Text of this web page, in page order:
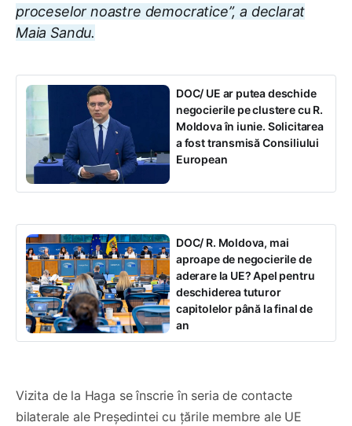
proceselor noastre democratice”, a declarat
Maia Sandu.
DOC/ UE ar putea deschide
negocierile pe clustere cu R.
Moldova în iunie. Solicitarea
a fost transmisă Consiliului
European
DOC/ R. Moldova, mai
aproape de negocierile de
aderare la UE? Apel pentru
deschiderea tuturor
capitolelor până la final de
an
Vizita de la Haga se înscrie în seria de contacte
bilaterale ale Președintei cu țările membre ale UE